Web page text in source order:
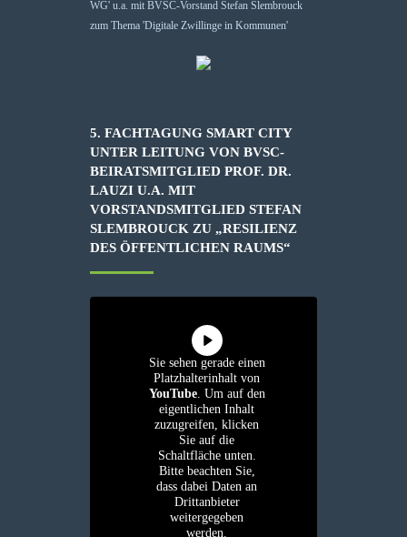
5. FACHTAGUNG SMART CITY
UNTER LEITUNG VON BVSC-
BEIRATSMITGLIED PROF. DR.
LAUZI U.A. MIT
VORSTANDSMITGLIED STEFAN
SLEMBROUCK ZU „RESILIENZ
DES ÖFFENTLICHEN RAUMS“
Sie sehen gerade einen
Platzhalterinhalt von
YouTube. Um auf den
eigentlichen Inhalt
zuzugreifen, klicken
Sie auf die
Schaltfläche unten.
Bitte beachten Sie,
dass dabei Daten an
Drittanbieter
weitergegeben
werden.